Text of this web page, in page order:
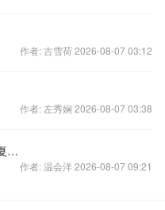
作者: 古雪荷 2026-08-07 03:12
作者: 左秀娴 2026-08-07 03:38
iOS越狱来袭《伏魔者》手游引爆今夏暗黑热
作者: 温会洋 2026-08-07 09:21